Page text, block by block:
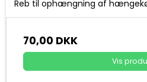
Reb til ophængning af
70,00 DKK
Vis